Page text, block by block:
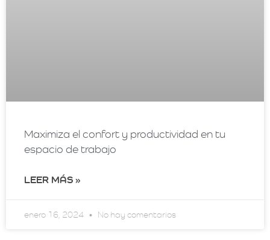
Maximiza el confort y productividad en tu
espacio de trabajo
LEER MÁS »
enero 16, 2024 No hay comentarios